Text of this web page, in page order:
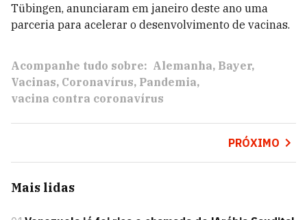
Tübingen, anunciaram em janeiro deste ano uma
parceria para acelerar o desenvolvimento de vacinas.
Acompanhe tudo sobre: Alemanha Bayer
Vacinas Coronavírus Pandemia
vacina contra coronavírus
PRÓXIMO
Mais lidas